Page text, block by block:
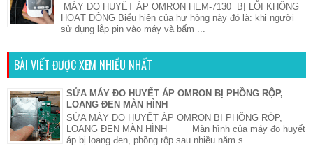
MÁY ĐO HUYẾT ÁP OMRON HEM-7130 BỊ LỖI KHÔNG
HOẠT ĐỘNG Biểu hiện của hư hỏng này đó là: khi người
sử dụng lắp pin vào máy và bấm ...
BÀI VIẾT ĐƯỢC XEM NHIỀU NHẤT
SỬA MÁY ĐO HUYẾT ÁP OMRON BỊ PHỒNG RỘP,
LOANG ĐEN MÀN HÌNH
SỬA MÁY ĐO HUYẾT ÁP OMRON BỊ PHỒNG RỘP,
LOANG ĐEN MÀN HÌNH Màn hình của máy đo huyết
áp bị loang đen, phồng rộp sau nhiều năm s...